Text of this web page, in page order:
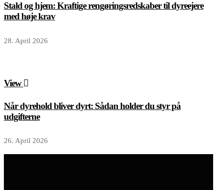
Stald og hjem: Kraftige rengøringsredskaber til dyreejere
med høje krav
28. April 2026
View
Når dyrehold bliver dyrt: Sådan holder du styr på
udgifterne
26. April 2026